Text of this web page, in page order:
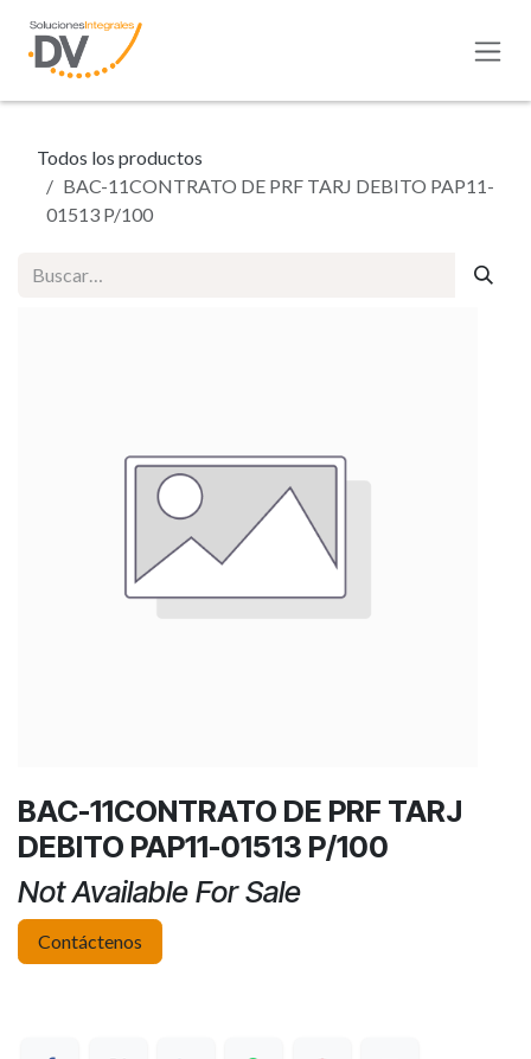
Todos los productos
BAC-11CONTRATO DE PRF TARJ DEBITO PAP11-
01513 P/100
BAC-11CONTRATO DE PRF TARJ
DEBITO PAP11-01513 P/100
Not Available For Sale
Contáctenos